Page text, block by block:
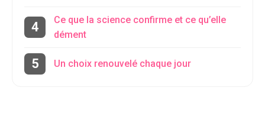
Ce que la science confirme et ce qu’elle
dément
Un choix renouvelé chaque jour